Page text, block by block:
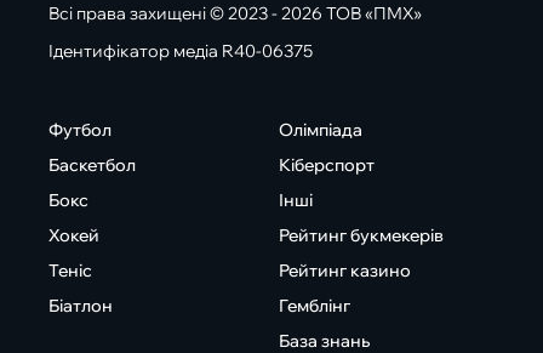
Всі права захищені © 2023 - 2026 ТОВ «ПМХ»
Ідентифікатор медіа R40-06375
Футбол
Баскетбол
Бокс
Хокей
Теніс
Біатлон
Олімпіада
Кіберспорт
Інші
Рейтинг букмекерів
Рейтинг казино
Гемблінг
База знань